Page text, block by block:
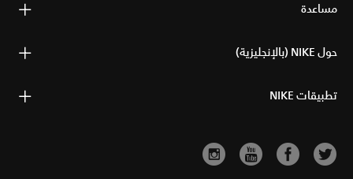
مساعدة
حول NIKE (بالإنجليزية)
تطبيقات NIKE